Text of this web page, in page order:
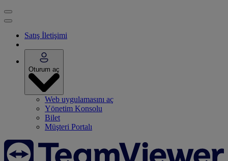
Satış İletişimi
Oturum aç
Web uygulamasını aç
Yönetim Konsolu
Bilet
Müşteri Portalı